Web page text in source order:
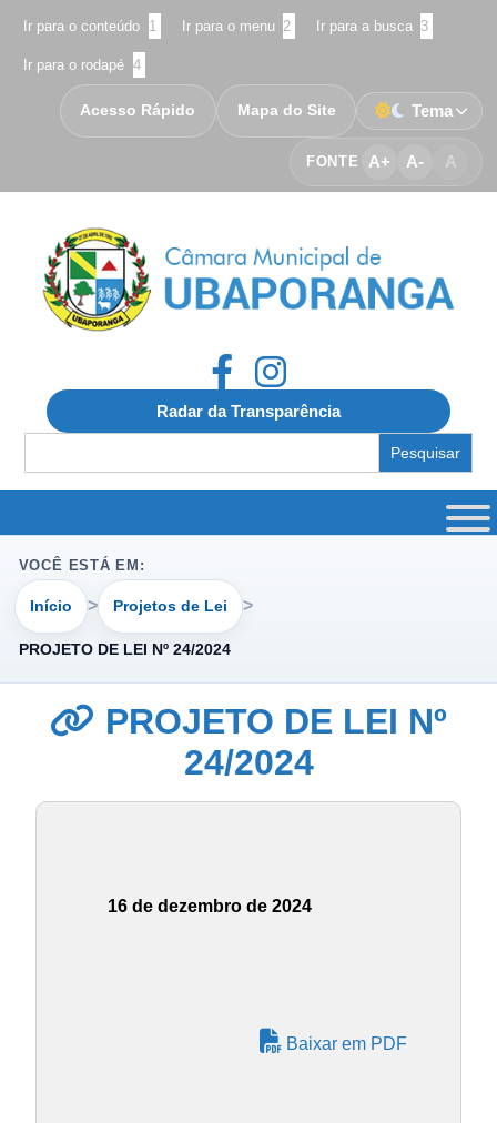
Ir para o conteúdo 1 Ir para o menu 2 Ir para a busca 3
Ir para o rodapé 4
FONTE A+ A- A
Acesso Rápido Mapa do Site Tema
Radar da Transparência
for:
VOCÊ ESTÁ EM:
Início Projetos de Lei
PROJETO DE LEI Nº 24/2024
PROJETO DE LEI Nº
24/2024
16 de dezembro de 2024
Baixar em PDF